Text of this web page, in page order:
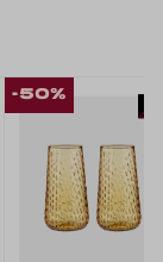
-50%